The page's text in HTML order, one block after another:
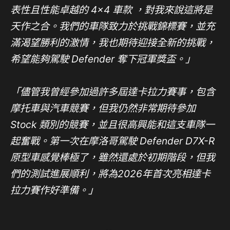
表性且性能卓越的 4×4 車款 ，對我來說這將是
天作之合。我們的車隊致力於挑戰錦標賽，並充
滿渴望勝利的激情，我也期待迎接全新的挑戰，
希望能夠駕駛 Defender 奪下冠軍獎盃。」
「儘管我曾經參加過許多屆達卡拉力賽事，包含
摩托車與汽車競賽，但我仍然非常期待參加
Stock 類別的競賽，並且很高興能和這支車隊一
起奮戰。第一次在摩洛哥駕駛 Defender D7X-R
原型車感覺棒極了，雖然還處於初期階段，但我
們的測試進展順利，將為2026年首次亮相達卡
拉力賽作好準備。」